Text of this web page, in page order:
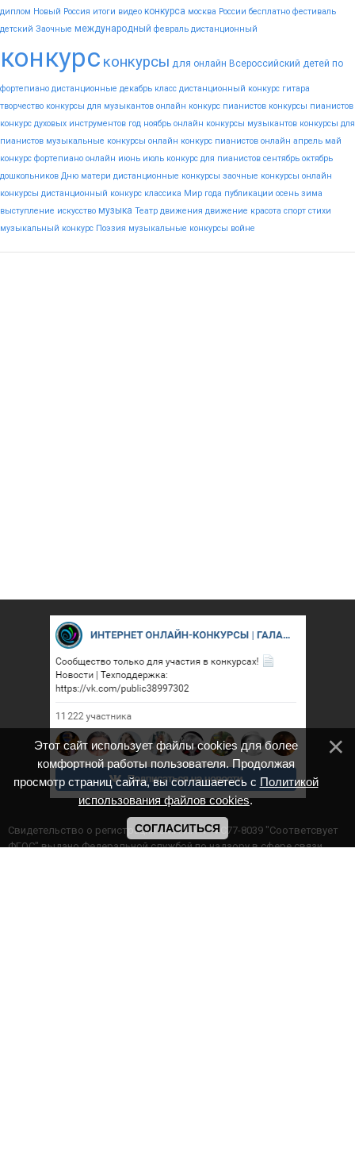
диплом Новый Россия итоги видео конкурса москва России бесплатно фестиваль
детский Заочные международный февраль дистанционный
конкурс конкурсы для онлайн Всероссийский детей по
фортепиано дистанционные декабрь класс дистанционный конкурс гитара
творчество конкурсы для музыкантов онлайн конкурс пианистов конкурсы пианистов
конкурс духовых инструментов год ноябрь онлайн конкурсы музыкантов конкурсы для
пианистов музыкальные конкурсы онлайн конкурс пианистов онлайн апрель май
конкурс фортепиано онлайн июнь июль конкурс для пианистов сентябрь октябрь
дошкольников Дню матери дистанционные конкурсы заочные конкурсы онлайн
конкурсы дистанционный конкурс классика Мир года публикации осень зима
выступление искусство музыка Театр движения движение красота спорт стихи
музыкальный конкурс Поэзия музыкальные конкурсы войне
Cвидетельство о регистрации СМИ ИА № ФС77-8039 "Соответсвует
ФГОС" выдано Федеральной службой по надзору в сфере связи,
Этот сайт использует файлы cookies для более
комфортной работы пользователя. Продолжая
просмотр страниц сайта, вы соглашаетесь с Политикой
использования файлов cookies.
СОГЛАСИТЬСЯ